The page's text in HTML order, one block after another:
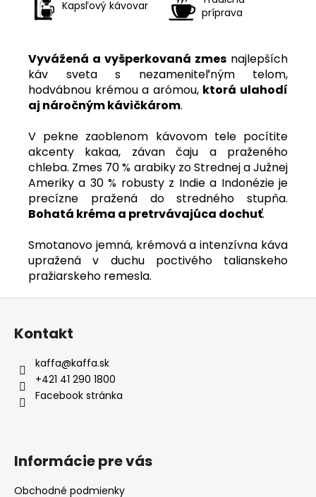
Kapsľový kávovar
príprava
Vyvážená a vyšperkovaná zmes najlepších
káv sveta s nezameniteľným telom,
hodvábnou krémou a arómou, ktorá ulahodí
aj náročným kávičkárom.
V pekne zaoblenom kávovom tele pocítite
akcenty kakaa, závan čaju a praženého
chleba. Zmes 70 % arabiky zo Strednej a Južnej
Ameriky a 30 % robusty z Indie a Indonézie je
precízne pražená do stredného stupňa.
Bohatá kréma a pretrvávajúca dochuť.
Smotanovo jemná, krémová a intenzívna káva
upražená v duchu poctivého talianskeho
pražiarskeho remesla.
Z
Kontakt
kaffa@kaffa.sk
+421 41 290 1800
Facebook stránka
Informácie pre vás
Obchodné podmienky